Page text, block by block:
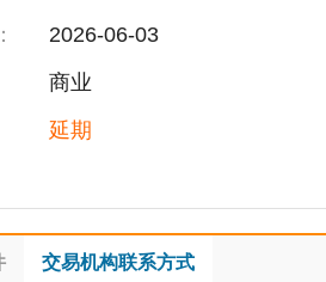
2026-06-03
商业
延期
交易机构联系方式